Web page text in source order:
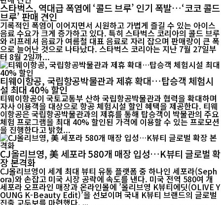
스타벅스, 역대급 폭염에 ‘콜드 브루’ 인기 폭발…‘코코 콜드
브루’ 판매 견인
기록적인 폭염이 이어지면서 시원하고 가볍게 즐길 수 있는 아이스
음료 수요가 크게 증가하고 있다. 특히 스타벅스 코리아의 콜드 브루
와 리프레셔 음료가 여름철 대표 음료로 자리 잡으며 판매량이 큰 폭
으로 늘어난 것으로 나타났다. 스타벅스 코리아는 지난 7월 27일부
터 8월 2일까...
티웨이항공, 국립항공박물관과 제휴 확대…탑승객 체험시
설 최대 40% 할인
티웨이항공이 국토교통부 산하 국립항공박물관과 협력을 확대하며
자사 이용객을 대상으로 항공 체험시설 할인 혜택을 제공한다. 티웨
이항공은 국립항공박물관과의 제휴를 통해 탑승객이 박물관의 주요
체험 프로그램을 최대 40% 할인된 가격에 이용할 수 있는 프로모션
을 진행한다고 밝혔...
CJ올리브영, 美 세포라 580개 매장 입성…K뷰티 글로벌 확
장 본격화
CJ올리브영이 세계 최대 뷰티 유통 플랫폼 중 하나인 세포라(Seph
ora)와 손잡고 미국 시장 공략에 속도를 낸다. 미국 전역 580여 개
세포라 오프라인 매장과 온라인몰에 ’올리브영 K뷰티에딧(OLIVE Y
OUNG K-Beauty Edit)’을 선보이며 국내 K뷰티 브랜드의 글로벌
진출 교두보를 마련했다. ...